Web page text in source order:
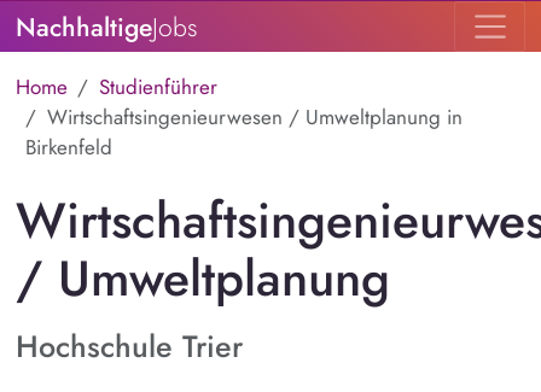
NachhaltigeJobs
Home
Studienführer
Wirtschaftsingenieurwesen / Umweltplanung in
Birkenfeld
/ Umweltplanung
Hochschule Trier